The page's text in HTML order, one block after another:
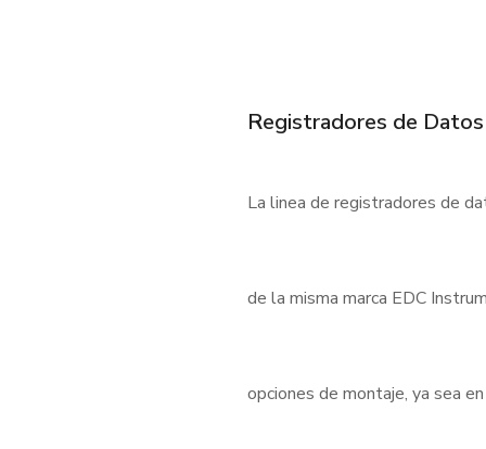
Registradores de Datos
La linea de registradores de
de la misma marca EDC
opciones de montaje, ya sea